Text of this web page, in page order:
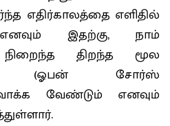
எதிர்காலத்தை எளிதில்
இதற்கு, நாம்
திறந்த மூல
(ஓபன் சோர்ஸ்
வேண்டும் எனவும்